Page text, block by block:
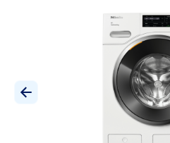
Bildergalerie überspringen